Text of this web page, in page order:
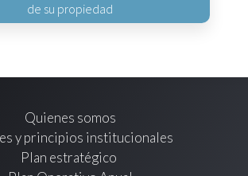
de su propiedad
Quienes somos
y principios institucionales
Plan estratégico